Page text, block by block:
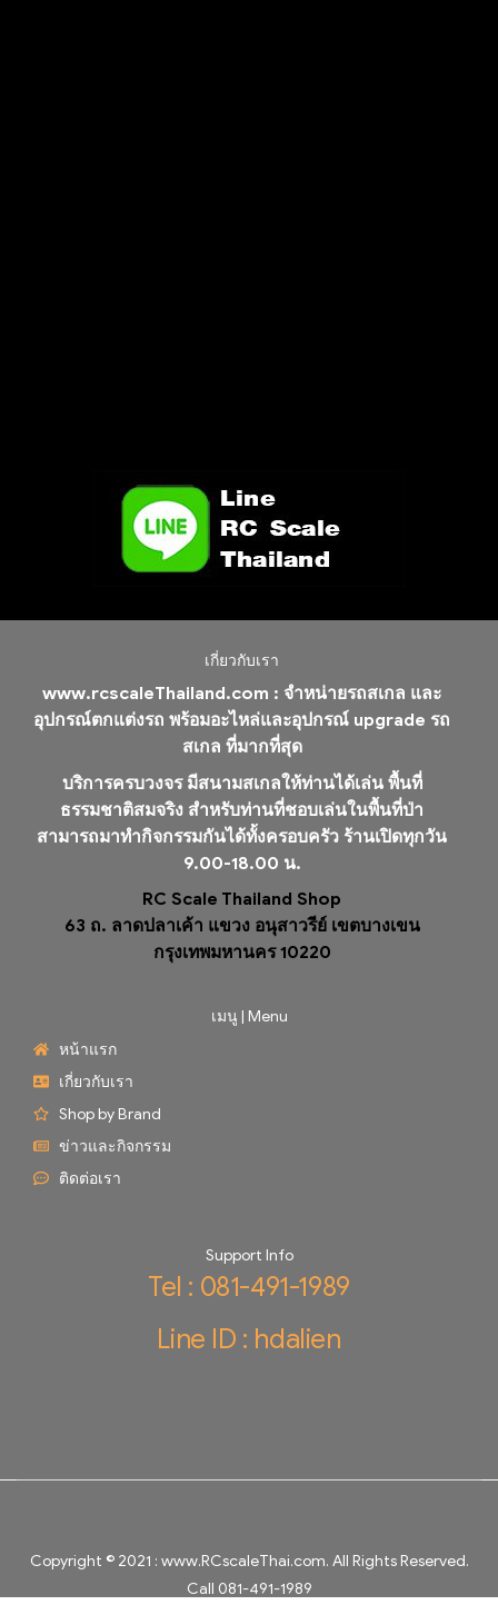
เกี่ยวกับเรา
www.rcscaleThailand.com : จำหน่ายรถสเกล และ
อุปกรณ์ตกแต่งรถ พร้อมอะไหล่และอุปกรณ์ upgrade รถ
สเกล ที่มากที่สุด
บริการครบวงจร มีสนามสเกลให้ท่านได้เล่น พื้นที่
ธรรมชาติสมจริง สำหรับท่านที่ชอบเล่นในพื้นที่ป่า
สามารถมาทำกิจกรรมกันได้ทั้งครอบครัว ร้านเปิดทุกวัน
9.00-18.00 น.
RC Scale Thailand Shop
63 ถ. ลาดปลาเค้า แขวง อนุสาวรีย์ เขตบางเขน
กรุงเทพมหานคร 10220
เมนู | Menu
หน้าแรก
เกี่ยวกับเรา
Shop by Brand
ข่าวและกิจกรรม
ติดต่อเรา
Support Info
Tel : 081-491-1989
Line ID : hdalien
Copyright © 2021 : www.RCscaleThai.com. All Rights Reserved.
Call 081-491-1989